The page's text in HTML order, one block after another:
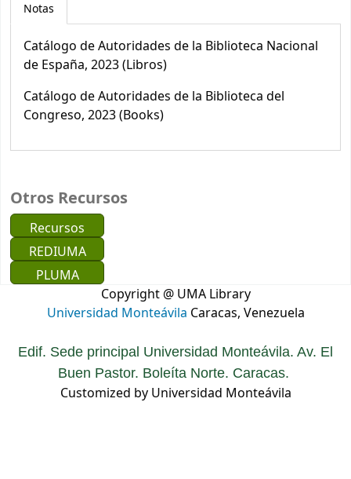
Otros Recursos
Recursos
REDIUMA
PLUMA
Notas
Catálogo de Autoridades de la Biblioteca Nacional
de España, 2023 (Libros)
Catálogo de Autoridades de la Biblioteca del
Congreso, 2023 (Books)
Copyright @ UMA Library
Universidad Monteávila Caracas, Venezuela
Edif. Sede principal Universidad Monteávila. Av. El
Buen Pastor. Boleíta Norte. Caracas.
Customized by Universidad Monteávila